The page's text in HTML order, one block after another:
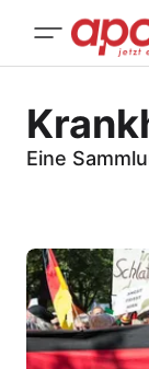
Eine